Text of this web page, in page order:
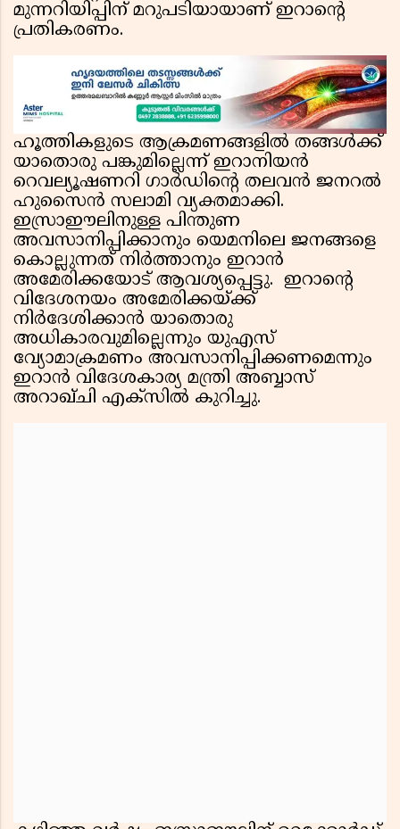
മുന്നറിയിപ്പിന് മറുപടിയായാണ് ഇറാന്റെ
പ്രതികരണം.
ഹൂത്തികളുടെ ആക്രമണങ്ങളിൽ തങ്ങൾക്ക്
യാതൊരു പങ്കുമില്ലെന്ന് ഇറാനിയൻ
റെവല്യൂഷണറി ഗാർഡിന്റെ തലവൻ ജനറൽ
ഹുസൈൻ സലാമി വ്യക്തമാക്കി.
ഇസ്രാഈലിനുള്ള പിന്തുണ
അവസാനിപ്പിക്കാനും യെമനിലെ ജനങ്ങളെ
കൊല്ലുന്നത് നിർത്താനും ഇറാൻ
അമേരിക്കയോട് ആവശ്യപ്പെട്ടു. ഇറാൻ്റെ
വിദേശനയം അമേരിക്കയ്ക്ക്
നിർദേശിക്കാൻ യാതൊരു
അധികാരവുമില്ലെന്നും യുഎസ്
വ്യോമാക്രമണം അവസാനിപ്പിക്കണമെന്നും
ഇറാൻ വിദേശകാര്യ മന്ത്രി അബ്ബാസ്
അറാഖ്ചി എക്സിൽ കുറിച്ചു.